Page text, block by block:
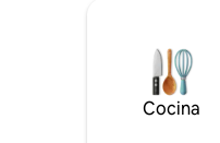
Cocina